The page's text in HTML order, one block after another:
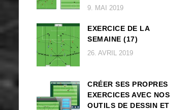
9. MAI 2019
EXERCICE DE LA
SEMAINE (17)
26. AVRIL 2019
CRÉER SES PROPRES
EXERCICES AVEC NOS
OUTILS DE DESSIN ET